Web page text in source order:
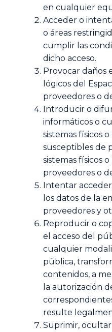
en cualquier
Acceder o
o áreas
cumplir las
dicho acceso.
Provocar daños
lógicos del
proveedores o
Introducir o
informáticos o
sistemas físicos
susceptibles de
sistemas físicos
proveedores o
Intentar
los datos de la
proveedores y
Reproducir o
el acceso del
cualquier
pública,
contenidos, a
la autorización
resulte
Suprimir,